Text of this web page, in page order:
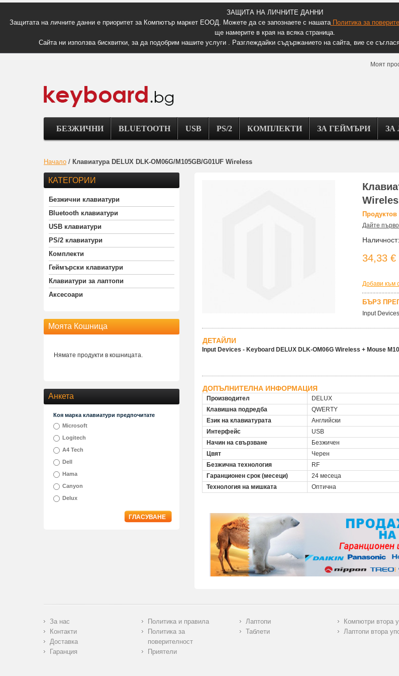
ЗАЩИТА НА ЛИЧНИТЕ ДАННИ
Защитата на личните данни е приоритет за Компютър маркет ЕООД. Можете да се запознаете с нашатаПолитика за
ще намерите в края на всяка страница.
Сайта ни използва бисквитки, за да подобрим нашите услуги . Разглеждайки съдържанието на сайта, вие се
Моят
БЕЗЖИЧНИ BLUETOOTH USB PS/2 КОМПЛЕКТИ ЗА ГЕЙМЪРИ ЗА
Начало / Клавиатура DELUX DLK-OM06G/M105GB/G01UF Wireless
Продуктов
Дайте
Наличност:
34,33 €
Добави към
БЪРЗ
Input
ДЕТАЙЛИ
Input Devices - Keyboard DELUX DLK-OM06G Wireless + Mouse
ДОПЪЛНИТЕЛНА ИНФОРМАЦИЯ
Производител
DELUX
Клавишна подредба
QWERTY
Език на клавиатурата
Английски
Интерфейс
USB
Начин на свързване
Безжичен
Цвят
Черен
Безжична технология
RF
Гаранционен срок (месеци)
24 месеца
Технология на мишката
Оптична
КАТЕГОРИИ
Безжични клавиатури
Bluetooth клавиатури
USB клавиатури
PS/2 клавиатури
Комплекти
Геймърски клавиатури
Клавиатури за лаптопи
Аксесоари
Моята Кошница
Нямате продукти в кошницата.
Анкета
Коя марка клавиатури предпочитате
Microsoft
Logitech
A4 Tech
Dell
Hama
Canyon
Delux
ГЛАСУВАНЕ
За нас
Контакти
Доставка
Гаранция
Политика и правила
Политика за
поверителност
Приятели
Лаптопи
Таблети
Компютри втора
Лаптопи втора